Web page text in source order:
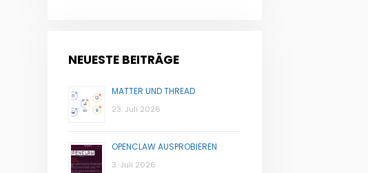
NEUESTE BEITRÄGE
MATTER UND THREAD
23. Juli 2026
OPENCLAW AUSPROBIEREN
3. Juli 2026